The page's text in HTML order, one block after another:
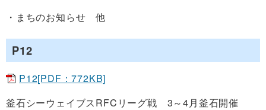
・まちのお知らせ 他
P12
P12[PDF：772KB]
釜石シーウェイブスRFCリーグ戦 3～4月釜石開催